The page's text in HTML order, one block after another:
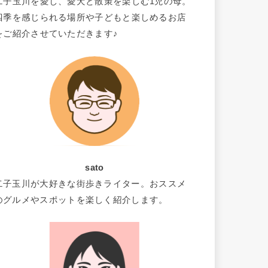
季を感じられる場所や子どもと楽しめるお店
ご紹介させていただきます♪
sato
子玉川が大好きな街歩きライター。おススメ
グルメやスポットを楽しく紹介します。